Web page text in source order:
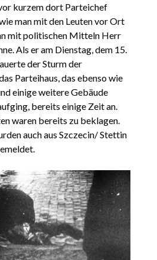
kurzem dort Parteichef
man mit den Leuten vor Ort
mit politischen Mitteln Herr
Als er am Dienstag, dem 15.
der Sturm der
Parteihaus, das ebenso wie
einige weitere Gebäude
bereits einige Zeit an.
waren bereits zu beklagen.
auch aus Szczecin/ Stettin